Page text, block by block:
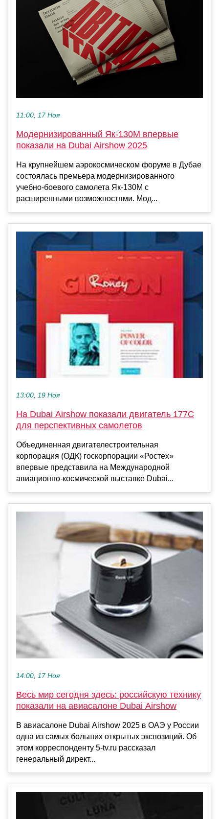
11:00, 17 Ноя
Модернизированный Як-130М впервые
показали на Dubai Airshow 2025
На крупнейшем аэрокосмическом форуме в Дубае
состоялась премьера модернизированного
учебно-боевого самолета Як-130М с
расширенными возможностями. Мод...
13:00, 19 Ноя
На Dubai Airshow показали двигатель 177С
для перспективных самолетов
Объединенная двигателестроительная
корпорация (ОДК) госкорпорации «Ростех»
впервые представила на Международной
авиационно-космической выставке Dubai...
14:00, 17 Ноя
Весь мир сегодня здесь: российскую технику
показали на авиасалоне Dubai Airshow
В авиасалоне Dubai Airshow 2025 в ОАЭ у России
одна из самых больших открытых экспозиций. Об
этом корреспонденту 5-tv.ru рассказал
генеральный директ...